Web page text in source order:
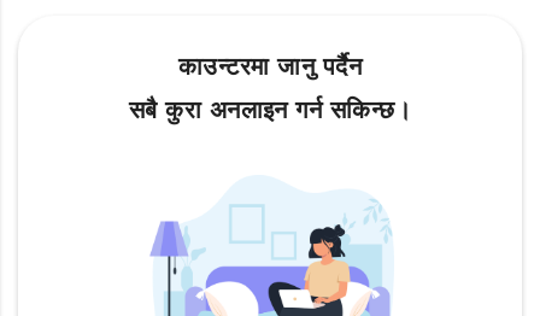
काउन्टरमा जानु पर्दैन
सबै कुरा अनलाइन गर्न सकिन्छ।